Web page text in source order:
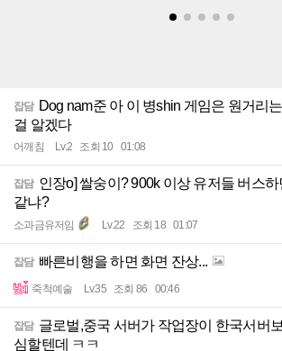
잡담 Dog nam준 아 이 병shin 게임은 원거리
걸 알겠다
어깨침 Lv.2 조회 10 01:08
잡담 인장o] 쌀숭이? 900k 이상 유저들 버스하
같냐?
소과금유저임 Lv.22 조회 18 01:07
잡담 빠른비행을 하면 화면 잔상...
죽척예술 Lv.35 조회 86 00:46
잡담 글로벌,중국 서버가 작업장이 한국서버
심할텐데 ㅋㅋ